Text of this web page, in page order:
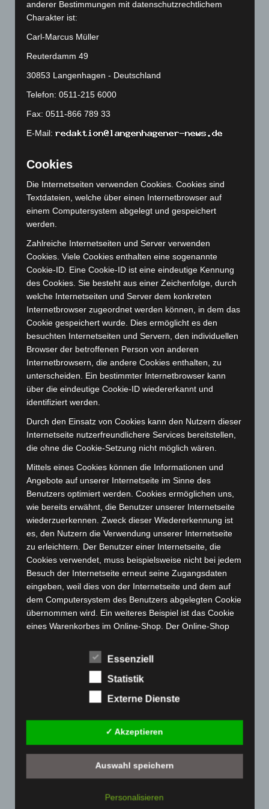
Juni 2025(103)
Mai 2025(112)
April 2025(88)
März 2025(111)
Februar 2025(96)
Januar 2025 (88)
Dezember 2024 (89)
Oktober 2024
September 2024(112)
August 2024(107)
Juli 2024
Mai 2024(149)
April 2024(102)
März 2024 (103)
Februar 2024(103)
Januar 2024(111)
Dezember 2023(130)
November 2023(130)
Oktober 2023(114)
September 2023(133)
August 2023 (134)
Juli 2023(118)
Juni 2023(142)
Mai 2023(139)
April 2023(155)
März 2023(174)
Februar 2023(154)
Januar 2023(140)
Dezember 2022(130)
Oktober 2022(166)
September 2022(205)
Februar 2022(189)
Dezember 2021(204)
anderer Bestimmungen mit datenschutzrechtlichem
Charakter ist:
Carl-Marcus Müller
Reuterdamm 49
30853 Langenhagen - Deutschland
Telefon: 0511-215 6000
Fax: 0511-866 789 33
E-Mail:
Cookies
Die Internetseiten verwenden Cookies. Cookies sind
Textdateien, welche über einen Internetbrowser auf
einem Computersystem abgelegt und gespeichert
werden.
Zahlreiche Internetseiten und Server verwenden
Cookies. Viele Cookies enthalten eine sogenannte
Cookie-ID. Eine Cookie-ID ist eine eindeutige Kennung
des Cookies. Sie besteht aus einer Zeichenfolge, durch
welche Internetseiten und Server dem konkreten
Internetbrowser zugeordnet werden können, in dem das
Cookie gespeichert wurde. Dies ermöglicht es den
besuchten Internetseiten und Servern, den individuellen
Browser der betroffenen Person von anderen
Internetbrowsern, die andere Cookies enthalten, zu
unterscheiden. Ein bestimmter Internetbrowser kann
über die eindeutige Cookie-ID wiedererkannt und
identifiziert werden.
Durch den Einsatz von Cookies kann den Nutzern dieser
Internetseite nutzerfreundlichere Services bereitstellen,
die ohne die Cookie-Setzung nicht möglich wären.
Mittels eines Cookies können die Informationen und
Angebote auf unserer Internetseite im Sinne des
Benutzers optimiert werden. Cookies ermöglichen uns,
wie bereits erwähnt, die Benutzer unserer Internetseite
wiederzuerkennen. Zweck dieser Wiedererkennung ist
es, den Nutzern die Verwendung unserer Internetseite
zu erleichtern. Der Benutzer einer Internetseite, die
Cookies verwendet, muss beispielsweise nicht bei jedem
Besuch der Internetseite erneut seine Zugangsdaten
eingeben, weil dies von der Internetseite und dem auf
dem Computersystem des Benutzers abgelegten Cookie
übernommen wird. Ein weiteres Beispiel ist das Cookie
eines Warenkorbes im Online-Shop. Der Online-Shop
Warenkorb gelegt hat, über ein Cookie.
Die betroffene Person kann die Setzung von Cookies
durch unsere Internetseite jederzeit mittels einer
entsprechenden Einstellung des genutzten
bereits gesetzte Cookies jederzeit über einen
Internetbrowser oder andere Softwareprogramme
gelöscht werden. Dies ist in allen gängigen
Internetbrowsern möglich. Deaktiviert die betroffene
Essenziell
Statistik
Externe Dienste
✓ Akzeptieren
Auswahl speichern
Personalisieren